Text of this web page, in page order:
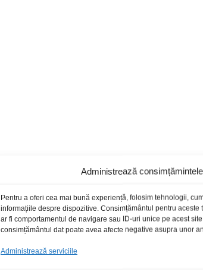
Administrează
Pentru a oferi cea mai bună experiență, folosim tehnologii,
informațiile despre dispozitive. Consimțământul pentru
ar fi comportamentul de navigare sau ID-uri unice pe acest
consimțământul dat poate avea afecte negative asupra unor
Administrează serviciile